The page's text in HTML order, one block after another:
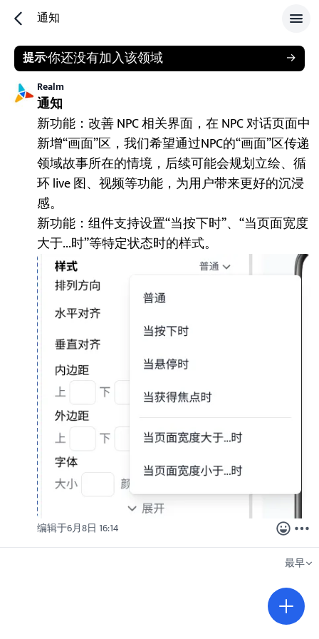
通知
提示·你还没有加入该领域 →
Realm
通知
新功能：改善 NPC 相关界面，在 NPC 对话页面中
新增“画面”区，我们希望通过NPC的“画面”区传递
领域故事所在的情境，后续可能会规划立绘、循
环 live 图、视频等功能，为用户带来更好的沉浸
感。
新功能：组件支持设置“当按下时”、“当页面宽度
大于...时”等特定状态时的样式。
编辑于6月8日 16:14
最早